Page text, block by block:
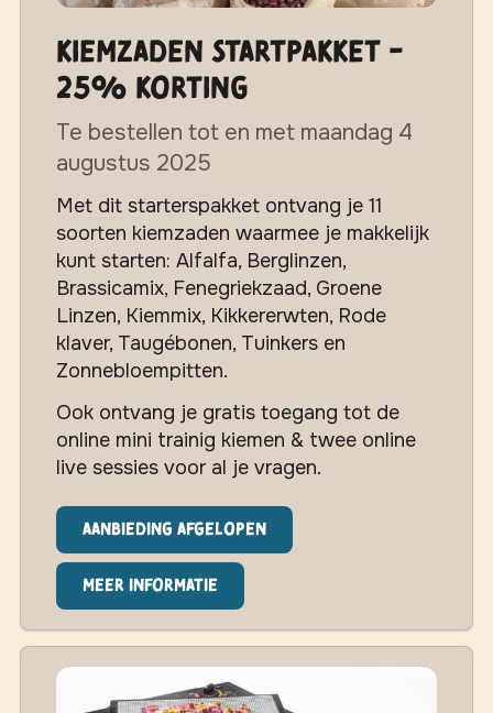
Kiemzaden Startpakket -
25% korting
Te bestellen tot en met maandag 4
augustus 2025
Met dit starterspakket ontvang je 11
soorten kiemzaden waarmee je makkelijk
kunt starten: Alfalfa, Berglinzen,
Brassicamix, Fenegriekzaad, Groene
Linzen, Kiemmix, Kikkererwten, Rode
klaver, Taugébonen, Tuinkers en
Zonnebloempitten.
Ook ontvang je gratis toegang tot de
online mini trainig kiemen & twee online
live sessies voor al je vragen.
Aanbieding afgelopen
Meer informatie